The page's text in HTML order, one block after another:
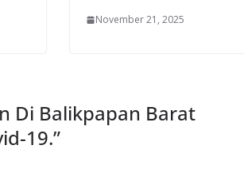
November 21, 2025
Di Balikpapan Barat
19.”